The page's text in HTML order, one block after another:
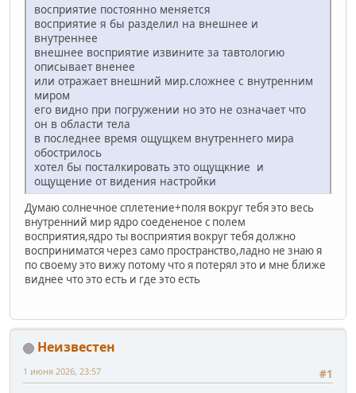
восприятие постоянно меняется
восприятие я бы разделил на внешнее и
внутреннее
внешнее восприятие извините за тавтологию
описывает вненее
или отражает внешний мир.сложнее с внутренним
миром
его видно при погружении но это не означает что
он в области тела
в последнее время ощущкем внутреннего мира
обострилось
хотел бы посталкировать это ощущкние и
ощущение от видения настройки
Думаю солнечное сплетение+поля вокруг тебя это весь
внутренний мир ядро соедененое с полем
восприятия,ядро ты восприятия вокруг тебя должно
восприниматся через само пространство,ладно не знаю я
по своему это вижу потому что я потерял это и мне ближе
виднее что это есть и где это есть
Неизвестен
#1
1 июня 2026, 23:57